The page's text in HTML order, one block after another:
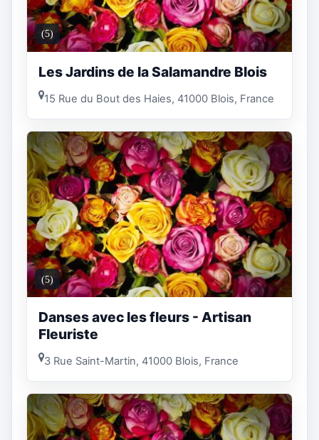
(5)
Les Jardins de la Salamandre Blois
15 Rue du Bout des Haies, 41000 Blois, France
(5)
Danses avec les fleurs - Artisan
Fleuriste
3 Rue Saint-Martin, 41000 Blois, France